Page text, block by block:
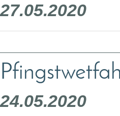
27.05.2020
24.05.2020